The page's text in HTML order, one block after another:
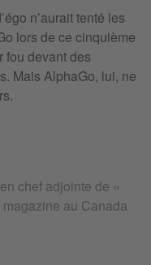
n’aurait tenté les
lors de ce cinquième
fou devant des
Mais AlphaGo, lui, ne
chef adjointe de «
au Canada